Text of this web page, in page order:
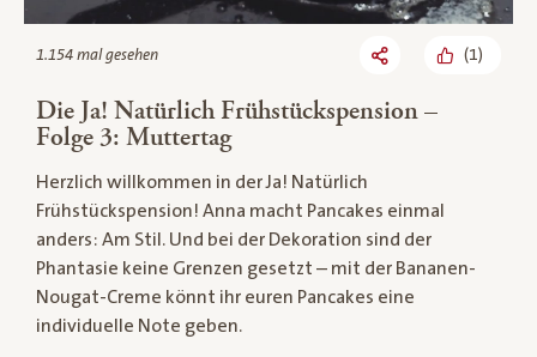
1.154 mal gesehen (1)
Die Ja! Natürlich Frühstückspension –
Folge 3: Muttertag
Herzlich willkommen in der Ja! Natürlich
Frühstückspension! Anna macht Pancakes einmal
anders: Am Stil. Und bei der Dekoration sind der
Phantasie keine Grenzen gesetzt – mit der Bananen-
Nougat-Creme könnt ihr euren Pancakes eine
individuelle Note geben.